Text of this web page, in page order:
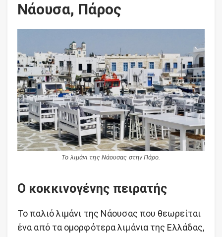
Νάουσα, Πάρος
Το λιμάνι της Νάουσας στην Πάρο.
Ο κοκκινογένης πειρατής
Το παλιό λιμάνι της Νάουσας που θεωρείται
ένα από τα ομορφότερα λιμάνια της Ελλάδας,